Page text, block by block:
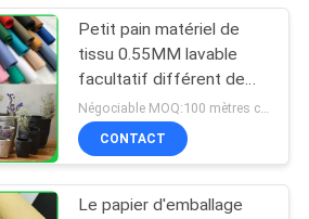
Petit pain matériel de
tissu 0.55MM lavable
facultatif différent de
couleur pour faire des
sacs
Négociable MOQ:100 mètres carrés
CONTACT
Le papier d'emballage